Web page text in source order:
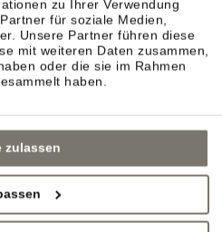
zu Ihrer Verwendung
für soziale Medien,
Unsere Partner führen diese
mit weiteren Daten zusammen,
oder die sie im Rahmen
haben.
zulassen